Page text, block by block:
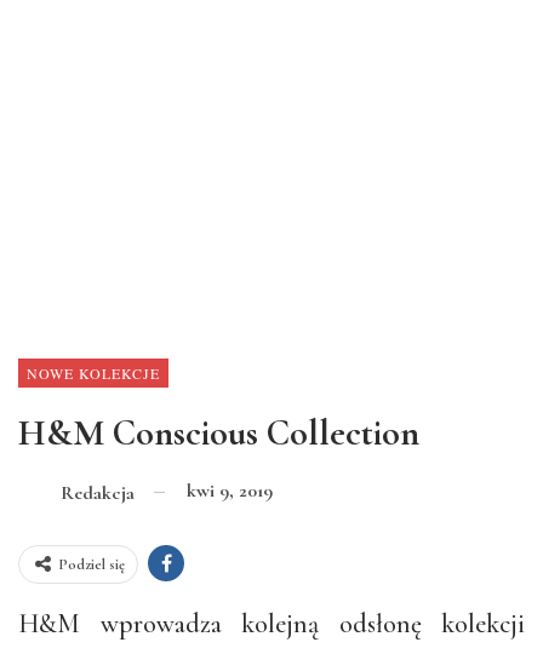
NOWE KOLEKCJE
H&M Conscious Collection
Redakcja kwi 9, 2019
Podziel się
H&M wprowadza kolejną odsłonę kolekcji